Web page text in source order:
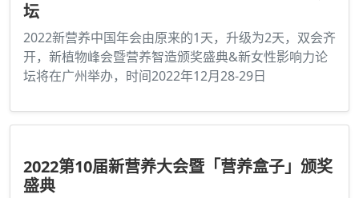
坛
2022新营养中国年会由原来的1天，升级为2天，双会齐
开，新植物峰会暨营养智造颁奖盛典&新女性影响力论
坛将在广州举办，时间2022年12月28-29日
2022第10届新营养大会暨「营养盒子」颁奖
盛典